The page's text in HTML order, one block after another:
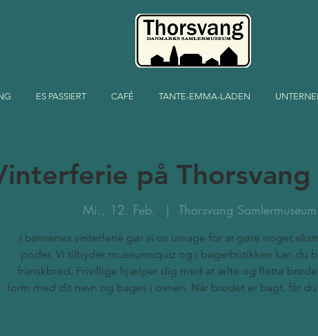
ES PASSIERT CAFÉ TANTE-EMMA-LADEN
på Thorsvang
Mi., 12. Feb.
  |
Thorsvang Samlermuseum
I børnenes vinterferie gør vi os umage for at gøre noget
poder. Vi tilbyder museumsquiz og i bagerbutikken kan du
franskbrød. Frivillige hjælper dig med at ælte og flette
form med dit navn og bages i ovnen. Når brødet er bagt, får